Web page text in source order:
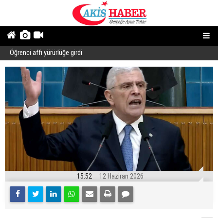
Öğrenci affı yürürlüğe girdi
15:52 12 Haziran 2026